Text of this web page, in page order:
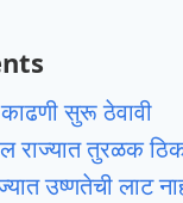
सुरू ठेवावी
राज्यात तुरळक
उष्णतेची लाट